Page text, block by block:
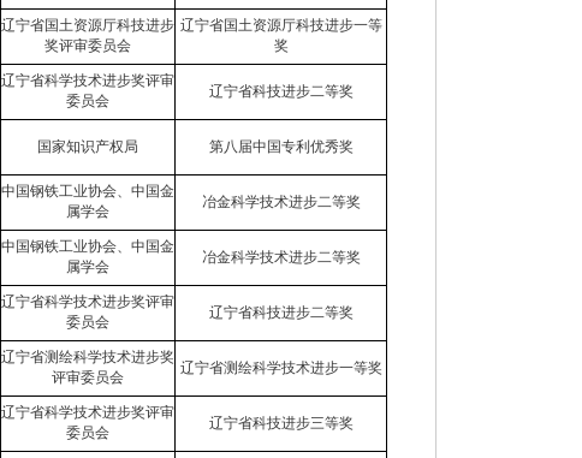
辽宁省国土资源厅科技进步
奖评审委员会
辽宁省国土资源厅科技进步一等
奖
辽宁省科学技术进步奖评审
委员会
辽宁省科技进步二等奖
国家知识产权局 第八届中国专利优秀奖
中国钢铁工业协会、中国金
属学会
冶金科学技术进步二等奖
中国钢铁工业协会、中国金
属学会
冶金科学技术进步二等奖
辽宁省科学技术进步奖评审
委员会
辽宁省科技进步二等奖
辽宁省测绘科学技术进步奖
评审委员会
辽宁省测绘科学技术进步一等奖
辽宁省科学技术进步奖评审
委员会
辽宁省科技进步三等奖